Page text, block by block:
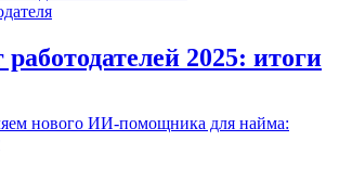
2025: итоги